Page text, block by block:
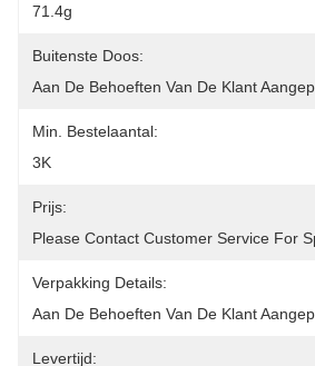
71.4g
Buitenste Doos:
Aan De Behoeften Van De Klant
Min. Bestelaantal:
3K
Prijs:
Please Contact Customer Service For
Verpakking Details:
Aan De Behoeften Van De Klant
Levertijd: